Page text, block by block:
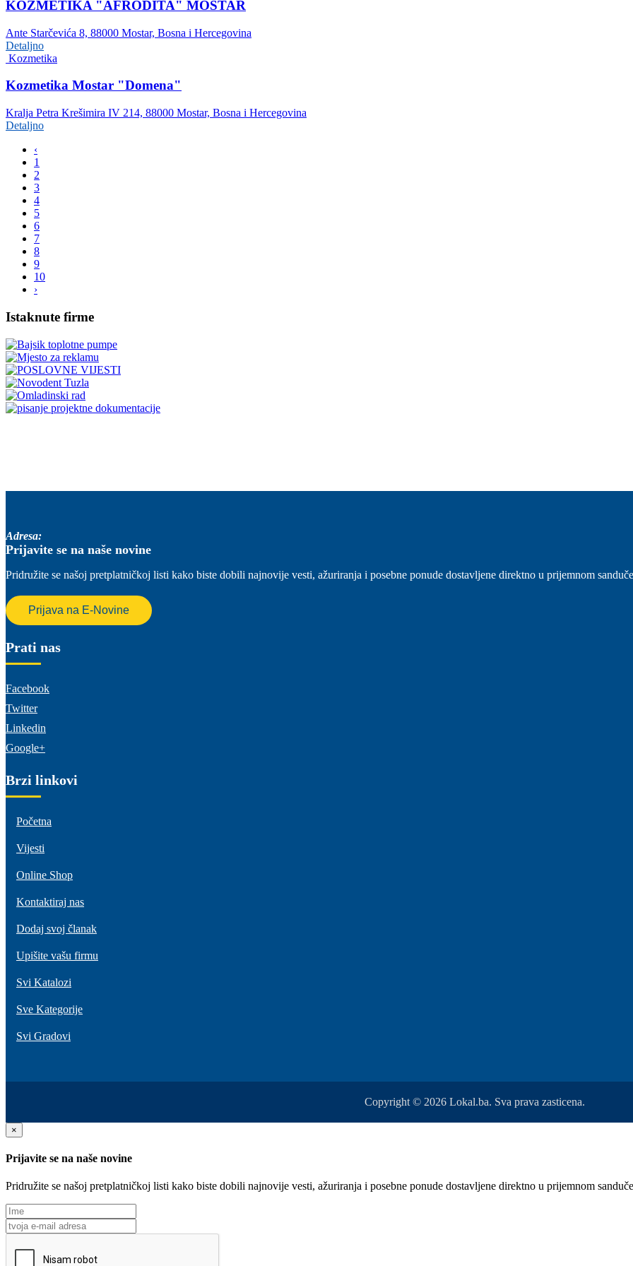
KOZMETIKA "AFRODITA" MOSTAR
Ante Starčevića 8, 88000 Mostar, Bosna i Hercegovina
Detaljno
Kozmetika
Kozmetika Mostar "Domena"
Kralja Petra Krešimira IV 214, 88000 Mostar, Bosna i Hercegovina
Detaljno
‹
1
2
3
4
5
6
7
8
9
10
›
Istaknute firme
Adresa:
Prijavite se na naše novine
Pridružite se našoj pretplatničkoj listi kako biste dobili najnovije vesti, ažuriranja i posebne ponude dostavljene direktno u prijemnom
Prijava na E-Novine
Prati nas
Facebook
Twitter
Linkedin
Google+
Brzi linkovi
Početna
Vijesti
Online Shop
Kontaktiraj nas
Dodaj svoj članak
Upišite vašu firmu
Svi Katalozi
Sve Kategorije
Svi Gradovi
Copyright © 2026 Lokal.ba. Sva prava zasticena.
×
Prijavite se na naše novine
Pridružite se našoj pretplatničkoj listi kako biste dobili najnovije vesti, ažuriranja i posebne ponude dostavljene direktno u prijemnom